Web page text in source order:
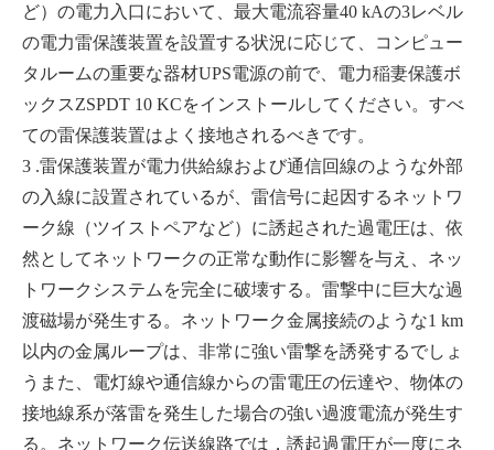
ど）の電力入口において、最大電流容量40 kAの3レベル
の電力雷保護装置を設置する状況に応じて、コンピュー
タルームの重要な器材UPS電源の前で、電力稲妻保護ボ
ックスZSPDT 10 KCをインストールしてください。すべ
ての雷保護装置はよく接地されるべきです。
3 .雷保護装置が電力供給線および通信回線のような外部
の入線に設置されているが、雷信号に起因するネットワ
ーク線（ツイストペアなど）に誘起された過電圧は、依
然としてネットワークの正常な動作に影響を与え、ネッ
トワークシステムを完全に破壊する。雷撃中に巨大な過
渡磁場が発生する。ネットワーク金属接続のような1 km
以内の金属ループは、非常に強い雷撃を誘発するでしょ
うまた、電灯線や通信線からの雷電圧の伝達や、物体の
接地線系が落雷を発生した場合の強い過渡電流が発生す
る。ネットワーク伝送線路では，誘起過電圧が一度にネ